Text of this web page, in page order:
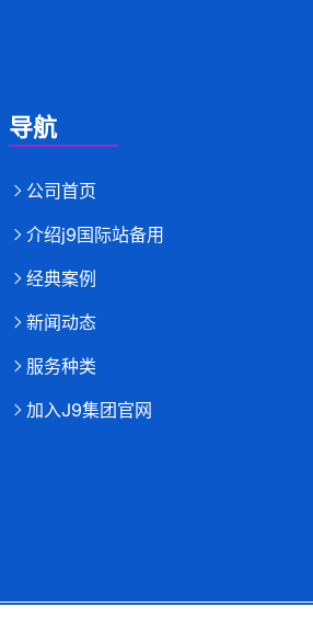
导航
公司首页
介绍j9国际站备用
经典案例
新闻动态
服务种类
加入J9集团官网